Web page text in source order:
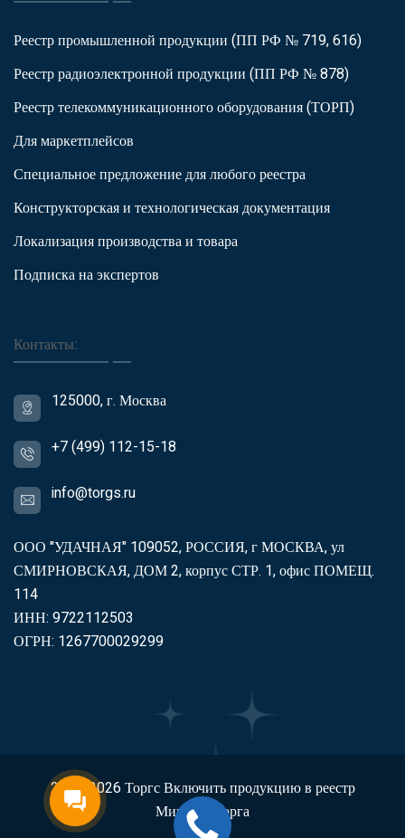
Реестр промышленной продукции (ПП РФ № 719, 616)
Реестр радиоэлектронной продукции (ПП РФ № 878)
Реестр телекоммуникационного оборудования (ТОРП)
Для маркетплейсов
Специальное предложение для любого реестра
Конструкторская и технологическая документация
Локализация производства и товара
Подписка на экспертов
Контакты:
125000, г. Москва
+7 (499) 112-15-18
info@torgs.ru
ООО "УДАЧНАЯ" 109052, РОССИЯ, г МОСКВА, ул
СМИРНОВСКАЯ, ДОМ 2, корпус СТР. 1, офис ПОМЕЩ.
114
ИНН: 9722112503
ОГРН: 1267700029299
2007-2026ТоргсВключить продукцию в реестр
Минпромторга